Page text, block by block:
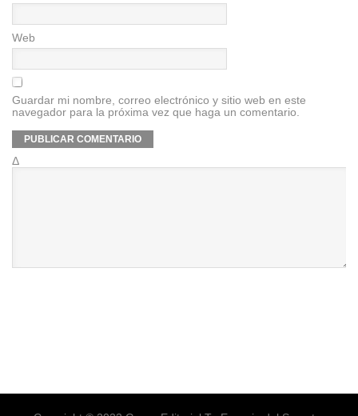
Web
Guardar mi nombre, correo electrónico y sitio web en este
navegador para la próxima vez que haga un comentario.
Δ